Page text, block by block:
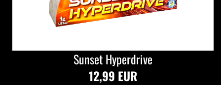
Sunset Hyperdrive
12,99 EUR